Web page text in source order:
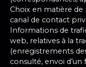
Choix en matière
canal de contact
Informations de
web, relatives à la
(enregistrements
consulté, envoi